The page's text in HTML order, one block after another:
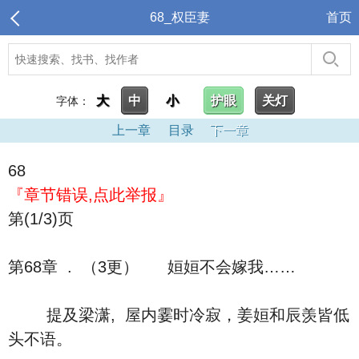
68_权臣妻 首页
字体： 大 中 小 护眼 关灯
上一章 目录 下一章
68
『章节错误,点此举报』
第(1/3)页
第68章 . （3更） 姮姮不会嫁我……
提及梁潇, 屋内霎时冷寂，姜姮和辰羡皆低
头不语。